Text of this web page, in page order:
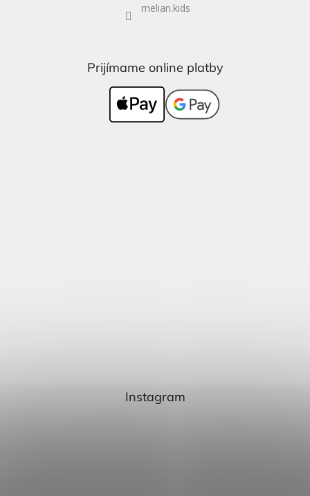
melian.kids
Prijímame online platby
Instagram